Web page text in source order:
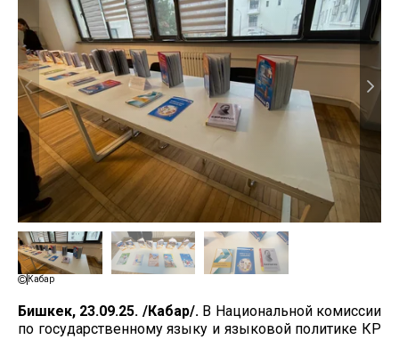
Кабар
Бишкек, 23.09.25. /Кабар/. В Национальной комиссии
по государственному языку и языковой политике КР